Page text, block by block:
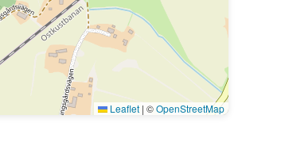
Leaflet | ©OpenStreetMap